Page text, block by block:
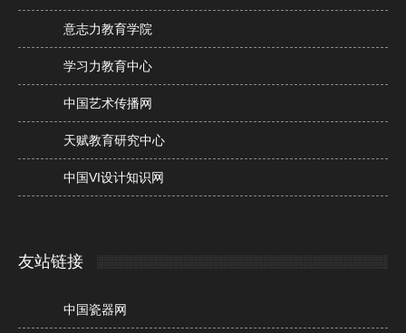
意志力教育学院
学习力教育中心
中国艺术传播网
天赋教育研究中心
中国VI设计知识网
友站链接
中国瓷器网